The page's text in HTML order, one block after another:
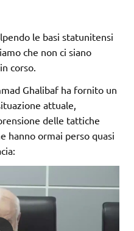
le basi statunitensi
che non ci siano
corso.
Ghalibaf ha fornito un
attuale,
delle tattiche
hanno ormai perso quasi